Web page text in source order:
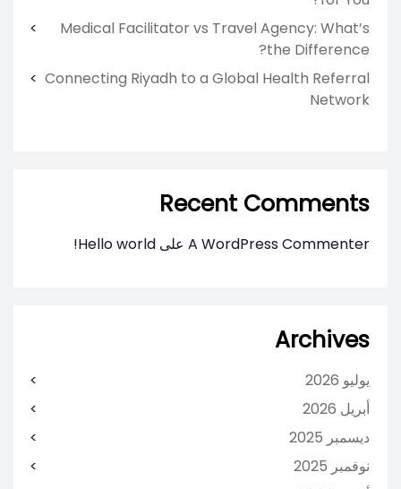
Medical Facilitator vs Travel Agency: What’s
the Difference?
Connecting Riyadh to a Global Health Referral
Network
Recent Comments
A WordPress Commenter على Hello world!
Archives
يوليو 2026
أبريل 2026
ديسمبر 2025
نوفمبر 2025